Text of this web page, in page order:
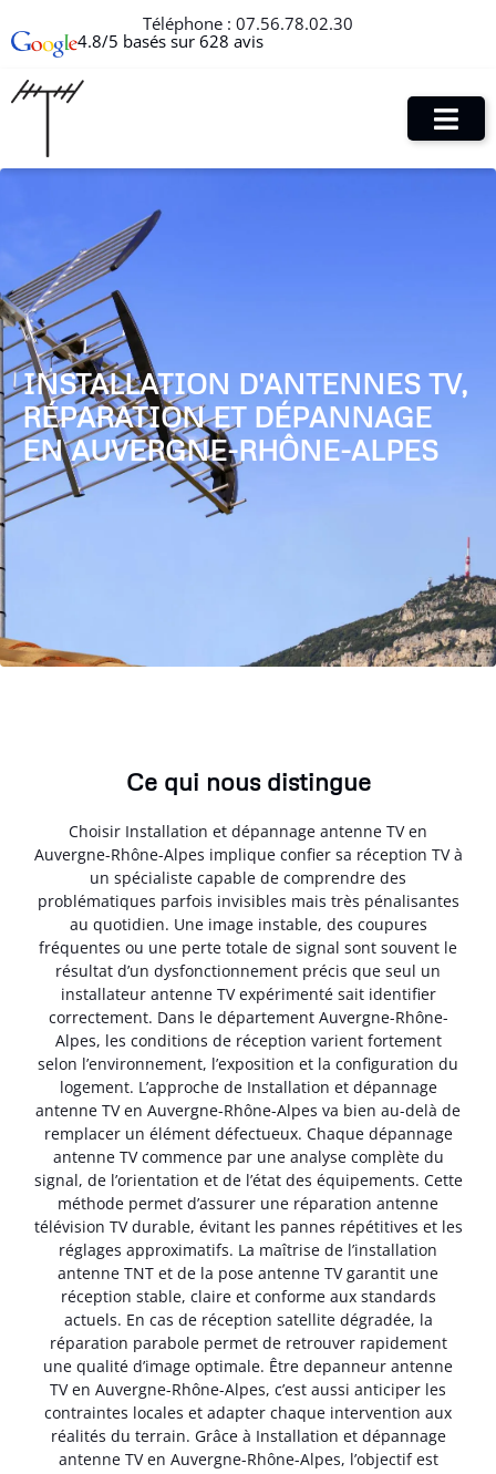
Téléphone : 07.56.78.02.30
4.8/5 basés sur 628 avis
INSTALLATION D'ANTENNES TV,
RÉPARATION ET DÉPANNAGE
EN AUVERGNE-RHÔNE-ALPES
Ce qui nous distingue
Choisir Installation et dépannage antenne TV en
Auvergne-Rhône-Alpes implique confier sa réception TV à
un spécialiste capable de comprendre des
problématiques parfois invisibles mais très pénalisantes
au quotidien. Une image instable, des coupures
fréquentes ou une perte totale de signal sont souvent le
résultat d’un dysfonctionnement précis que seul un
installateur antenne TV expérimenté sait identifier
correctement. Dans le département Auvergne-Rhône-
Alpes, les conditions de réception varient fortement
selon l’environnement, l’exposition et la configuration du
logement. L’approche de Installation et dépannage
antenne TV en Auvergne-Rhône-Alpes va bien au-delà de
remplacer un élément défectueux. Chaque dépannage
antenne TV commence par une analyse complète du
signal, de l’orientation et de l’état des équipements. Cette
méthode permet d’assurer une réparation antenne
télévision TV durable, évitant les pannes répétitives et les
réglages approximatifs. La maîtrise de l’installation
antenne TNT et de la pose antenne TV garantit une
réception stable, claire et conforme aux standards
actuels. En cas de réception satellite dégradée, la
réparation parabole permet de retrouver rapidement
une qualité d’image optimale. Être depanneur antenne
TV en Auvergne-Rhône-Alpes, c’est aussi anticiper les
contraintes locales et adapter chaque intervention aux
réalités du terrain. Grâce à Installation et dépannage
antenne TV en Auvergne-Rhône-Alpes, l’objectif est